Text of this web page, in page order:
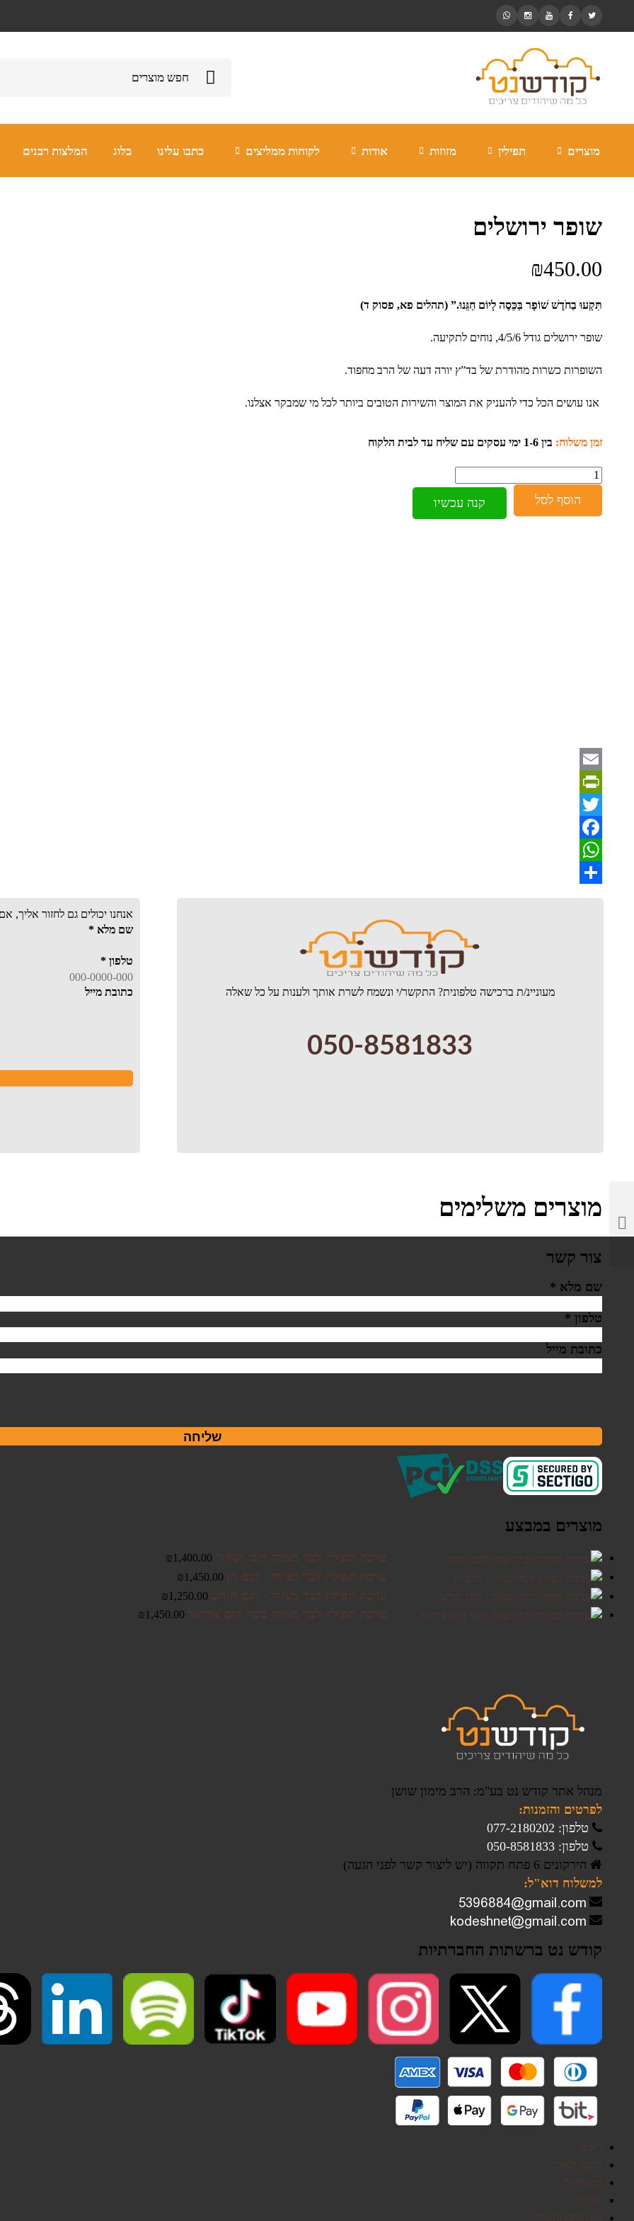
מוצרים תפילין מזוזות אודות לקוחות ממליצים כתבו עלינו בלוג המלצות רבנים
שופר ירושלים
₪450.00
תִּקְעוּ בַחֹדֶשׁ שׁוֹפָר בַּכֵּסֶה לְיוֹם חַגֵּנוּ.” (תהלים פא, פסוק ד)
שופר ירושלים גודל 4/5/6, נוחים לתקיעה.
השופרות כשרות מהודרת של בד”ץ יורה דעה של הרב מחפוד.
אנו עושים הכל כדי להעניק את המוצר והשירות הטובים ביותר לכל מי שמבקר אצלנו.
זמן משלוח: בין 1-6 ימי עסקים עם שליח עד לבית הלקוח
כמות
הוסף לסל
קנה עכשיו
Email
PrintFriendly
Twitter
Facebook
WhatsApp
מעוניינ/ת ברכישה טלפונית? התקשר/י ונשמח לשרת אותך ולענות על כל שאלה
050-8581833
אנחנו יכולים גם לחזור אליך,
שם מלא *
טלפון *
כתובת מייל
מוצרים משלימים
צור קשר
שם מלא *
טלפון *
כתובת מייל
שליחה
מוצרים במבצע
ערכת תפילין לבר מצווה דגם 'שחר' ₪1,400.00
ערכת תפילין לבר מצווה - דגם חן ₪1,450.00
ערכת תפילין לבר מצווה - דגם חורש ₪1,250.00
ערכת תפילין לבר מצווה כשר דגם אריאל ₪1,450.00
מנהל אתר קודש נט בע"מ: הרב מימון שושן
לפרטים והזמנות:
טלפון: 077-2180202
טלפון: 050-8581833
הירקונים 6 פתח תקווה (יש ליצור קשר לפני הגעה)
למשלוח דוא"ל:
קודש נט ברשתות החברתיות
ראשי
תקנון האתר
משלוחים
אודות
זמני היום והשבת